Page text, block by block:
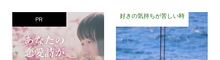
PR 好きの気持ちが苦しい時